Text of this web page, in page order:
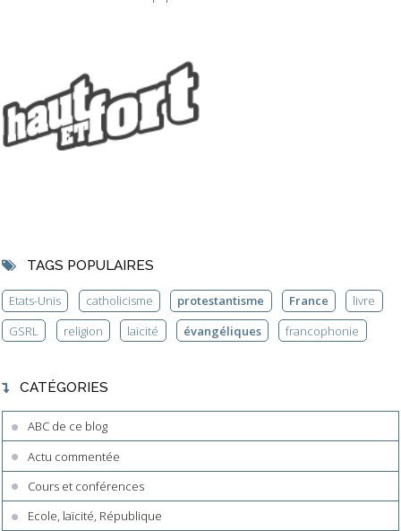
TAGS POPULAIRES
Etats-Unis catholicisme protestantisme France
livre
GSRL
religion laïcité évangéliques francophonie
CATÉGORIES
ABC de ce blog
Actu commentée
Cours et conférences
Ecole, laïcité, République